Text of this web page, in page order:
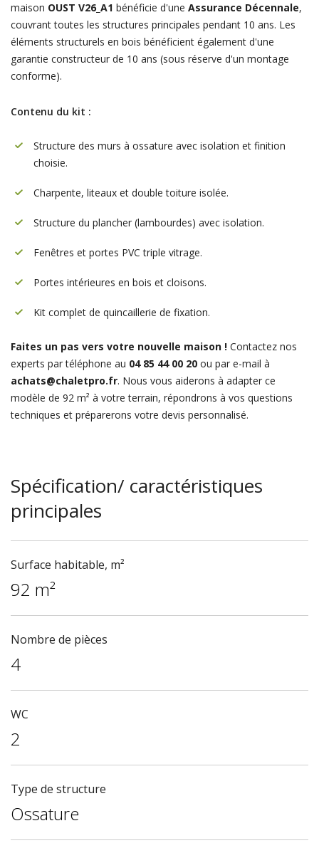
maison OUST V26_A1 bénéficie d'une Assurance Décennale,
couvrant toutes les structures principales pendant 10 ans. Les
éléments structurels en bois bénéficient également d'une
garantie constructeur de 10 ans (sous réserve d'un montage
conforme).
Contenu du kit :
Structure des murs à ossature avec isolation et finition
choisie.
Charpente, liteaux et double toiture isolée.
Structure du plancher (lambourdes) avec isolation.
Fenêtres et portes PVC triple vitrage.
Portes intérieures en bois et cloisons.
Kit complet de quincaillerie de fixation.
Faites un pas vers votre nouvelle maison !Contactez nos
experts par téléphone au 04 85 44 00 20ou par e-mail à
achats@chaletpro.fr. Nous vous aiderons à adapter ce
modèle de 92 m² à votre terrain, répondrons à vos questions
techniques et préparerons votre devis personnalisé.
Spécification/ caractéristiques
principales
Surface habitable, m²
92 m²
Nombre de pièces
4
WC
2
Type de structure
Ossature